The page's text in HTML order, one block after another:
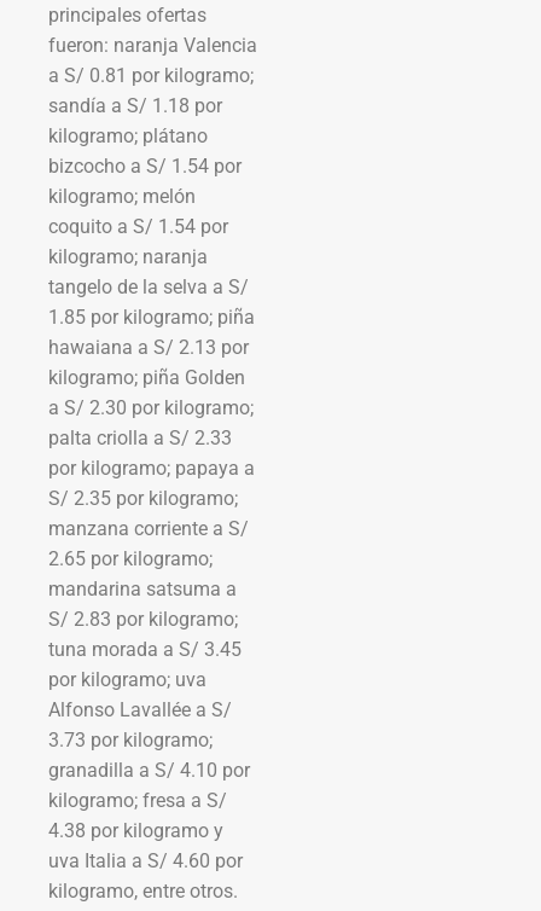
principales ofertas
fueron: naranja Valencia
a S/ 0.81 por kilogramo;
sandía a S/ 1.18 por
kilogramo; plátano
bizcocho a S/ 1.54 por
kilogramo; melón
coquito a S/ 1.54 por
kilogramo; naranja
tangelo de la selva a S/
1.85 por kilogramo; piña
hawaiana a S/ 2.13 por
kilogramo; piña Golden
a S/ 2.30 por kilogramo;
palta criolla a S/ 2.33
por kilogramo; papaya a
S/ 2.35 por kilogramo;
manzana corriente a S/
2.65 por kilogramo;
mandarina satsuma a
S/ 2.83 por kilogramo;
tuna morada a S/ 3.45
por kilogramo; uva
Alfonso Lavallée a S/
3.73 por kilogramo;
granadilla a S/ 4.10 por
kilogramo; fresa a S/
4.38 por kilogramo y
uva Italia a S/ 4.60 por
kilogramo, entre otros.